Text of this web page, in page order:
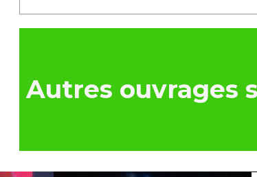
Autres ouvrages